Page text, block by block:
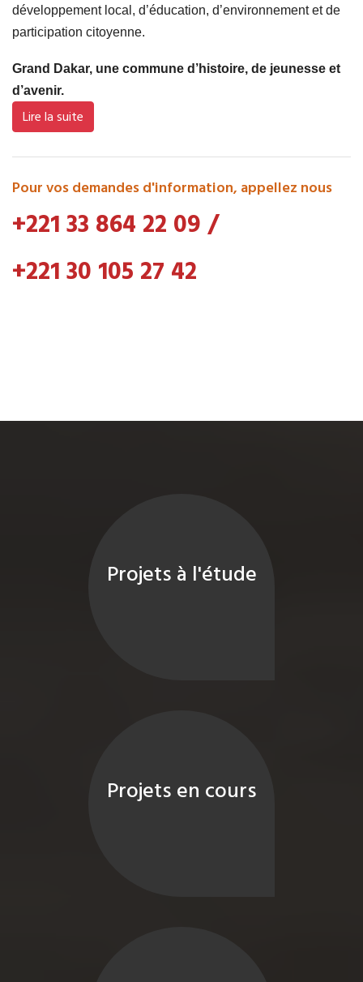
développement local, d’éducation, d’environnement et de
participation citoyenne.
Grand Dakar, une commune d’histoire, de jeunesse et
d’avenir.
Lire la suite
Pour vos demandes d'information, appellez nous
+221 33 864 22 09/
+221 30 105 27 42
Projets à l'étude
Projets en cours